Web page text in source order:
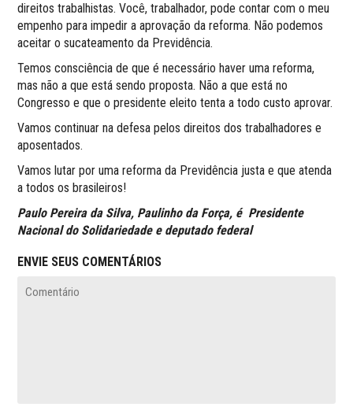
direitos trabalhistas. Você, trabalhador, pode contar com o meu
empenho para impedir a aprovação da reforma. Não podemos
aceitar o sucateamento da Previdência.
Temos consciência de que é necessário haver uma reforma,
mas não a que está sendo proposta. Não a que está no
Congresso e que o presidente eleito tenta a todo custo aprovar.
Vamos continuar na defesa pelos direitos dos trabalhadores e
aposentados.
Vamos lutar por uma reforma da Previdência justa e que atenda
a todos os brasileiros!
Paulo Pereira da Silva, Paulinho da Força, é Presidente
Nacional do Solidariedade e deputado federal
ENVIE SEUS COMENTÁRIOS